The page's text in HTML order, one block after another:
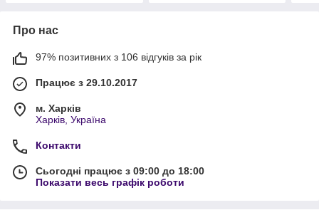
Про нас
97% позитивних з 106 відгуків за рік
Працює з 29.10.2017
м. Харків
Харків, Україна
Контакти
Сьогодні працює з 09:00 до 18:00
Показати весь графік роботи